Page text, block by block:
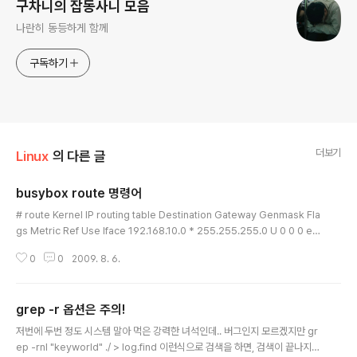
구차니의 잡동사니 모음
나란히 동등하게 함께
구독하기
Linux 의 다른 글 더보기
busybox route 명령어
# route Kernel IP routing table Destination Gateway Genmask Fla
gs Metric Ref Use Iface 192.168.10.0 * 255.255.255.0 U 0 0 0 eth
이블에 추가/삭제를 하는데 사용된다. 일단 눈에 들어 오는것은 Flags로 U / U
ing) D (dynamically installed by da..
0 0 2009. 8. 6.
grep -r 옵션은 주의!
저번에 두번 정도 시스템 말아 먹은 강력한 녀석인데.. 버그인지 모르겠지만 gr
ep -rnI "keyworld" ./ > log.find 이런식으로 검색을 하면, 검색이 끝나지